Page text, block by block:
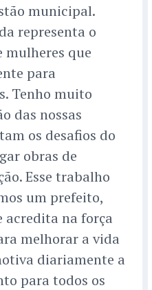
municipal.
representa o
mulheres que
para
Tenho muito
das nossas
os desafios do
obras de
Esse trabalho
um prefeito,
acredita na força
melhorar a vida
diariamente a
para todos os